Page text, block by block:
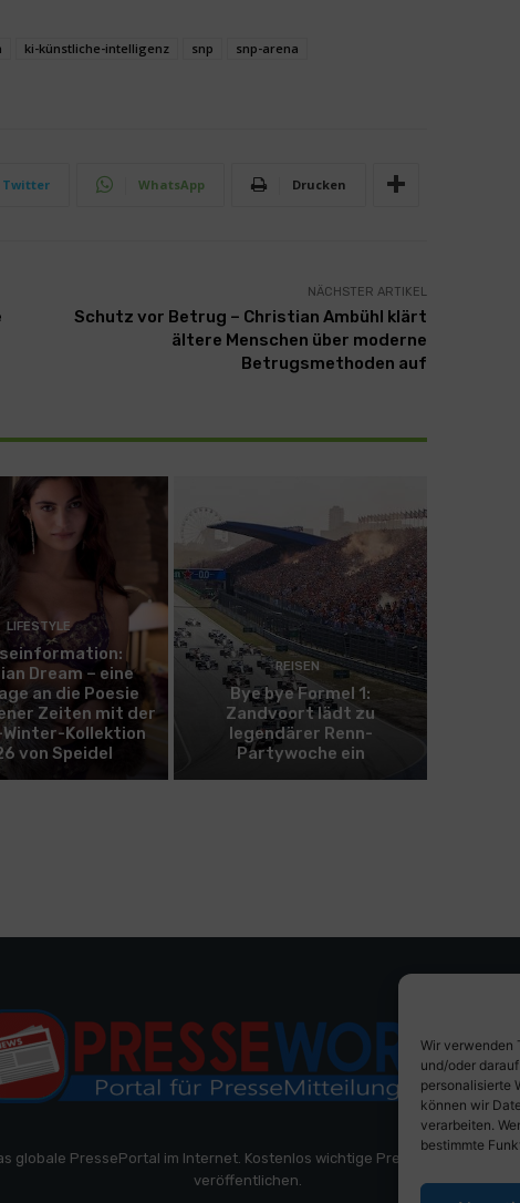
Wir verwenden
und/oder
personalisierte
können wir
verarbeiten.
bestimmte
ki-künstliche-intelligenz snp
snp-arena
Twitter WhatsApp Drucken
NÄCHSTER ARTIKEL
Schutz vor Betrug – Christian Ambühl klärt
ältere Menschen über moderne
Betrugsmethoden auf
LIFESTYLE
Dream – eine
an die Poesie
Zeiten mit der
Kollektion
von Speidel
REISEN
Bye bye Formel 1:
Zandvoort lädt zu
legendärer Renn-
Partywoche ein
globale PressePortal im Internet. Kostenlos wichtige PresseMitteilungen
veröffentlichen.